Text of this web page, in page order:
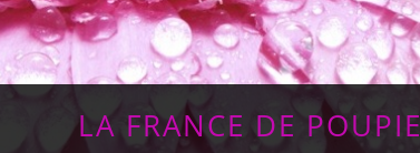
LA FRANCE DE POUPIE